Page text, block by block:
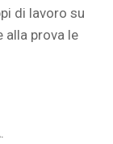
di lavoro su
alla prova le